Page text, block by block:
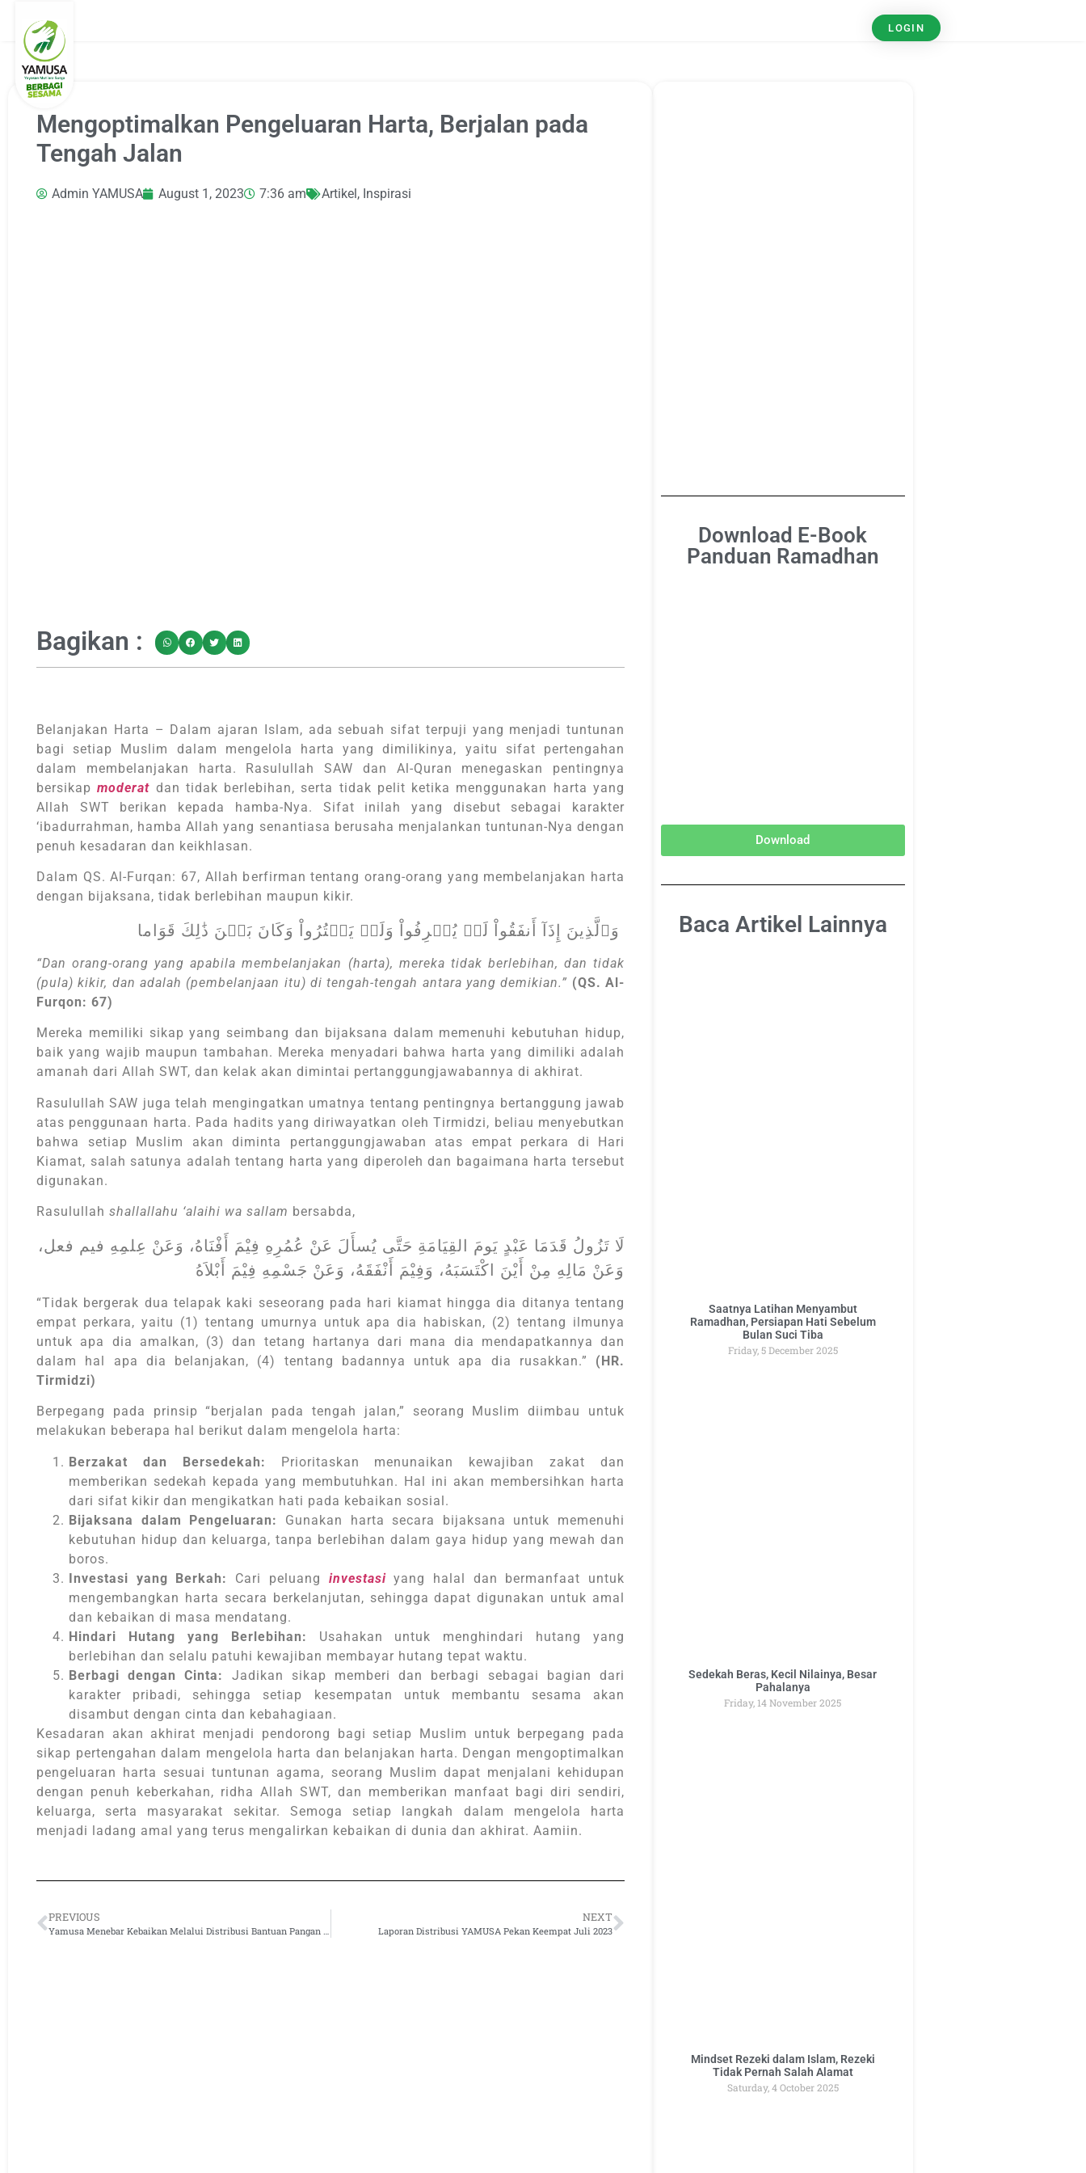
LOGIN
Mengoptimalkan Pengeluaran Harta, Berjalan pada
Tengah Jalan
Admin YAMUSA August 1, 2023 7:36 am Artikel, Inspirasi
Bagikan :
Belanjakan Harta – Dalam ajaran Islam, ada sebuah sifat terpuji yang menjadi tuntunan
bagi setiap Muslim dalam mengelola harta yang dimilikinya, yaitu sifat pertengahan
dalam membelanjakan harta. Rasulullah SAW dan Al-Quran menegaskan pentingnya
bersikapmoderat dan tidak berlebihan, serta tidak pelit ketika menggunakan harta yang
Allah SWT berikan kepada hamba-Nya. Sifat inilah yang disebut sebagai karakter
‘ibadurrahman, hamba Allah yang senantiasa berusaha menjalankan tuntunan-Nya dengan
penuh kesadaran dan keikhlasan.
Dalam QS. Al-Furqan: 67, Allah berfirman tentang orang-orang yang membelanjakan harta
dengan bijaksana, tidak berlebihan maupun kikir.
“Dan orang-orang yang apabila membelanjakan (harta), mereka tidak berlebihan, dan tidak
(pula) kikir, dan adalah (pembelanjaan itu) di tengah-tengah antara yang demikian.” (QS. Al-
Furqon: 67)
Mereka memiliki sikap yang seimbang dan bijaksana dalam memenuhi kebutuhan hidup,
baik yang wajib maupun tambahan. Mereka menyadari bahwa harta yang dimiliki adalah
amanah dari Allah SWT, dan kelak akan dimintai pertanggungjawabannya di akhirat.
Rasulullah SAW juga telah mengingatkan umatnya tentang pentingnya bertanggung jawab
atas penggunaan harta. Pada hadits yang diriwayatkan oleh Tirmidzi, beliau menyebutkan
bahwa setiap Muslim akan diminta pertanggungjawaban atas empat perkara di Hari
Kiamat, salah satunya adalah tentang harta yang diperoleh dan bagaimana harta tersebut
digunakan.
Rasulullah shallallahu ‘alaihi wa sallam bersabda,
لَا تَزُولُ قَدَمَا عَبْدٍ يَومَ القِيَامَةِ حَتَّى يُسأَلَ عَنْ عُمُرِهِ فِيْمَ أَفْنَاهُ، وَعَنْ عِلمِهِ فيم فعل،
وَعَنْ مَالِهِ مِنْ أَيْنَ اكْتَسَبَهُ، وَفِيْمَ أَنْفَقَهُ، وَعَنْ جَسْمِهِ فِيْمَ أَبْلاَهُ
“Tidak bergerak dua telapak kaki seseorang pada hari kiamat hingga dia ditanya tentang
empat perkara, yaitu (1) tentang umurnya untuk apa dia habiskan, (2) tentang ilmunya
untuk apa dia amalkan, (3) dan tetang hartanya dari mana dia mendapatkannya dan
dalam hal apa dia belanjakan, (4) tentang badannya untuk apa dia rusakkan.” (HR.
Tirmidzi)
Berpegang pada prinsip “berjalan pada tengah jalan,” seorang Muslim diimbau untuk
melakukan beberapa hal berikut dalam mengelola harta:
Berzakat dan Bersedekah: Prioritaskan menunaikan kewajiban zakat dan
memberikan sedekah kepada yang membutuhkan. Hal ini akan membersihkan harta
dari sifat kikir dan mengikatkan hati pada kebaikan sosial.
Bijaksana dalam Pengeluaran:
Gunakan harta secara bijaksana untuk memenuhi
kebutuhan hidup dan keluarga, tanpa berlebihan dalam gaya hidup yang mewah dan
boros.
Investasi yang Berkah:
Cari peluang investasiyang halal dan bermanfaat untuk
mengembangkan harta secara berkelanjutan, sehingga dapat digunakan untuk amal
dan kebaikan di masa mendatang.
Hindari Hutang yang Berlebihan: Usahakan untuk menghindari hutang yang
berlebihan dan selalu patuhi kewajiban membayar hutang tepat waktu.
Berbagi dengan Cinta:
Jadikan sikap memberi dan berbagi sebagai bagian dari
karakter pribadi, sehingga setiap kesempatan untuk membantu sesama akan
disambut dengan cinta dan kebahagiaan.
Kesadaran akan akhirat menjadi pendorong bagi setiap Muslim untuk berpegang pada
sikap pertengahan dalam mengelola harta dan belanjakan harta. Dengan mengoptimalkan
pengeluaran harta sesuai tuntunan agama, seorang Muslim dapat menjalani kehidupan
dengan penuh keberkahan, ridha Allah SWT, dan memberikan manfaat bagi diri sendiri,
keluarga, serta masyarakat sekitar. Semoga setiap langkah dalam mengelola harta
menjadi ladang amal yang terus mengalirkan kebaikan di dunia dan akhirat. Aamiin.
PREVIOUS
Yamusa Menebar Kebaikan Melalui Distribusi Bantuan Pangan dan Al-Qur’an
NEXT
Laporan Distribusi YAMUSA Pekan Keempat Juli 2023
Download E-Book
Panduan Ramadhan
Download
Baca Artikel Lainnya
Saatnya Latihan Menyambut
Ramadhan, Persiapan Hati Sebelum
Bulan Suci Tiba
Friday, 5 December 2025
Sedekah Beras, Kecil Nilainya, Besar
Pahalanya
Friday, 14 November 2025
Mindset Rezeki dalam Islam, Rezeki
Tidak Pernah Salah Alamat
Saturday, 4 October 2025